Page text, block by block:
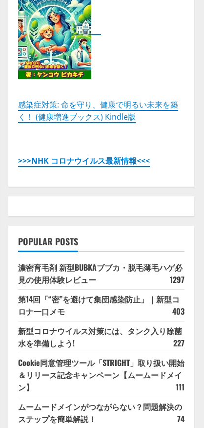
感染症対策: 命を守り、健康で明るい未来を築
く！ (健康増進ブックス) Kindle版
>>>NHK コロナウイルス最新情報<<<
POPULAR POSTS
濃密育毛剤 新型BUBKAブブカ・脱毛薄毛ハゲ必
見の使用体験レビュー
1297
第14回「“密”を避けて集団感染防止」｜新型コ
ロナ一口メモ
403
新型コロナウイルス対策には、タンク入り除菌
水を準備しよう!
227
Cookie同意管理ツール「STRIGHT」取り扱い開始
＆リリース記念キャンペーン【ムームードメイ
ン】
111
ムームードメインがつながらない？問題解決の
ステップを簡単解説！
74